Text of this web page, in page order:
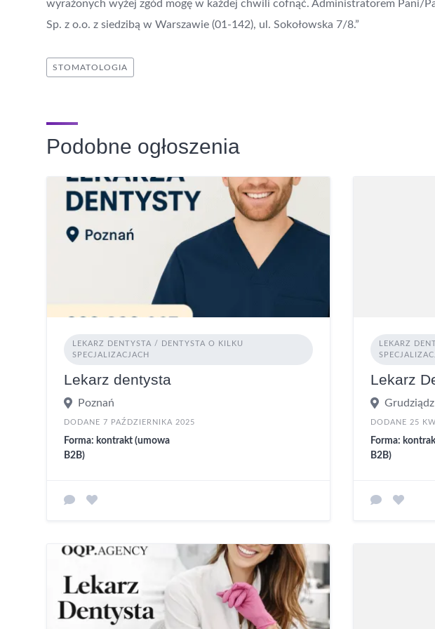
wyrażonych wyżej zgód mogę w każdej chwili cofnąć. Administratorem Pani/
Sp. z o.o. z siedzibą w Warszawie (01-142), ul. Sokołowska 7/8.”
STOMATOLOGIA
Podobne ogłoszenia
LEKARZ DENTYSTA / DENTYSTA O KILKU
SPECJALIZACJACH
Lekarz dentysta
Poznań
DODANE 7 PAŹDZIERNIKA 2025
Forma: kontrakt (umowa
B2B)
LEKARZ
Lekarz
Grudziądz
DODANE 25
Forma:
B2B)